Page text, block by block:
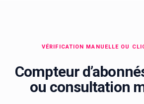
VÉRIFICATION MANUELLE OU
Compteur
ou consultation